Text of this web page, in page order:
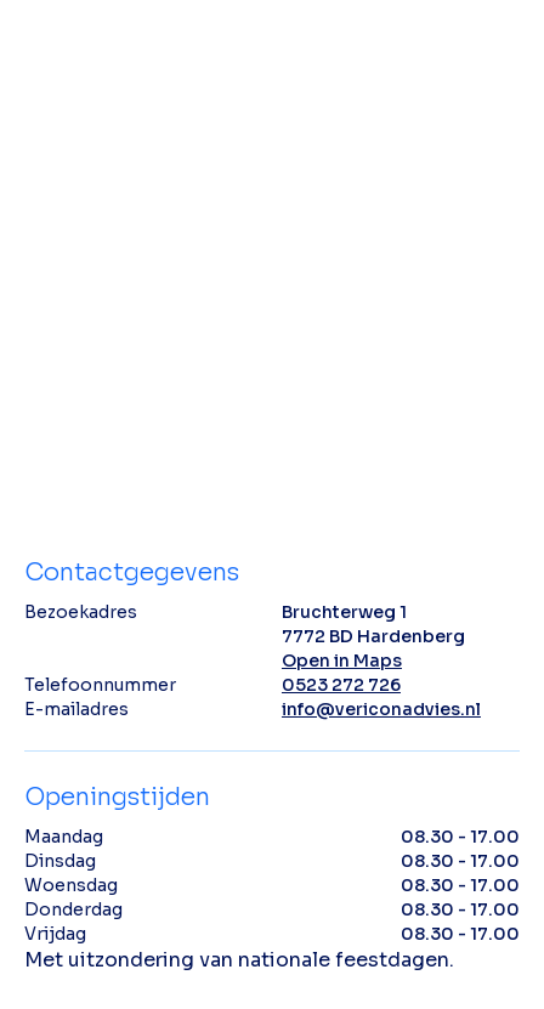
Contactgegevens
Bezoekadres
Bruchterweg 1
7772 BD Hardenberg
Open in Maps
Telefoonnummer
0523 272 726
E-mailadres
info@vericonadvies.nl
Openingstijden
Maandag
08.30 - 17.00
Dinsdag
08.30 - 17.00
Woensdag
08.30 - 17.00
Donderdag
08.30 - 17.00
Vrijdag
08.30 - 17.00
Met uitzondering van nationale feestdagen.